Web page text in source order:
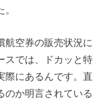
航空券の販売状況に
スでは、ドカッと特
際にあるんです。直
のか明言されている